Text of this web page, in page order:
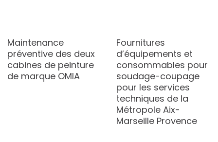
Maintenance
préventive des deux
cabines de peinture
de marque OMIA
Fournitures
d’équipements et
consommables pour
soudage-coupage
pour les services
techniques de la
Métropole Aix-
Marseille Provence